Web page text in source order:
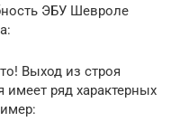
ЭБУ Шевроле
Выход из строя
имеет ряд характерных